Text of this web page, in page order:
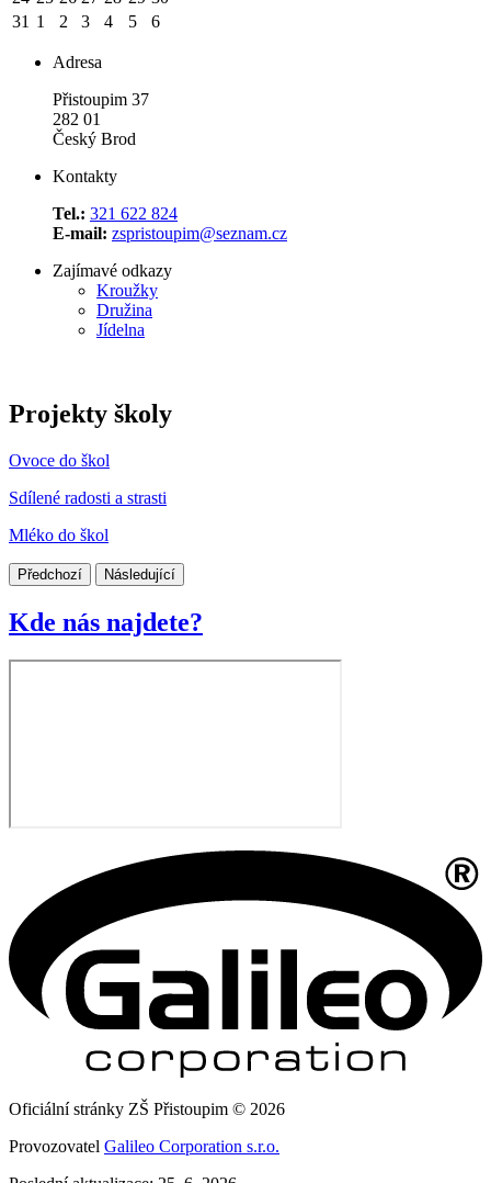
31 1 2 3 4 5 6
Adresa
Přistoupim 37
282 01
Český Brod
Kontakty
Tel.: 321 622 824
E-mail: zspristoupim@seznam.cz
Zajímavé odkazy
Kroužky
Družina
Jídelna
Projekty školy
Ovoce do škol
Sdílené radosti a strasti
Mléko do škol
Předchozí Následující
Kde nás najdete?
Oficiální stránky ZŠ Přistoupim © 2026
Provozovatel Galileo Corporation s.r.o.